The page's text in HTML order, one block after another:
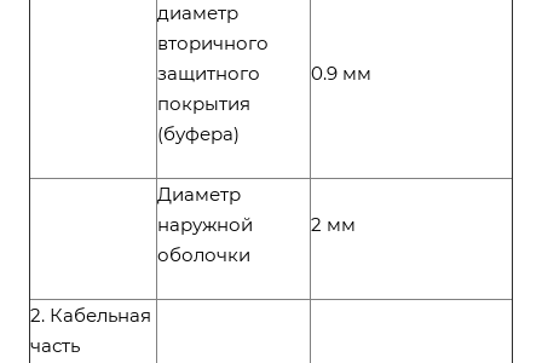
диаметр
вторичного
защитного
покрытия
(буфера)
0.9 мм
Диаметр
наружной
оболочки
2 мм
2. Кабельная
часть